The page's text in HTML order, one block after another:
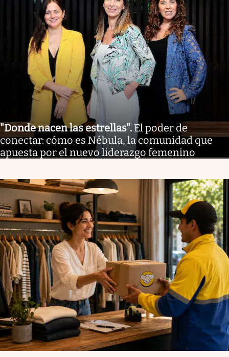
"Donde nacen las estrellas". El poder de
conectar: cómo es Nébula, la comunidad que
apuesta por el nuevo liderazgo femenino